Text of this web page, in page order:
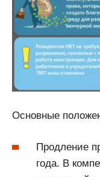
Основные
Продление
года. В